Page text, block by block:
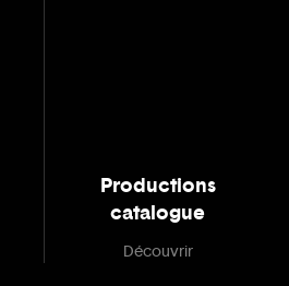
Productions
catalogue
Découvrir